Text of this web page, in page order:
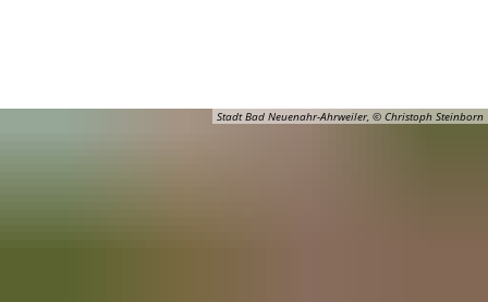
Stadt Bad Neuenahr-Ahrweiler, © Christoph Steinborn